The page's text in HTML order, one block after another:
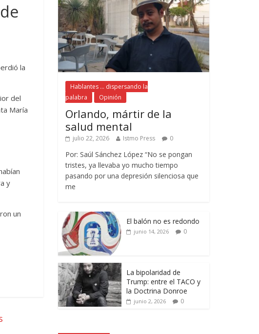
la
del
María
y
un
Hablantes ... dispersando la
palabra
Opinión
Orlando, mártir de la
salud mental
julio 22, 2026 Istmo Press 0
Por: Saúl Sánchez López “No se pongan
tristes, ya llevaba yo mucho tiempo
pasando por una depresión silenciosa que
me
El balón no es redondo
junio 14, 2026 0
La bipolaridad de
Trump: entre el TACO y
la Doctrina Donroe
junio 2, 2026 0